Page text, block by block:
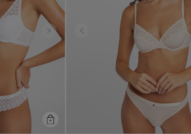
Next Previous